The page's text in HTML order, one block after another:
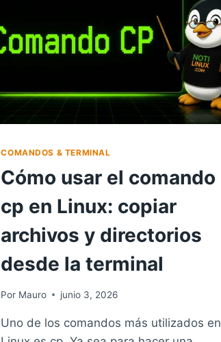
TERMINAL
COMANDOS & TERMINAL
Cómo usar el comando
cp en Linux: copiar
archivos y directorios
desde la terminal
Por Mauro junio 3, 2026
Uno de los comandos más utilizados en